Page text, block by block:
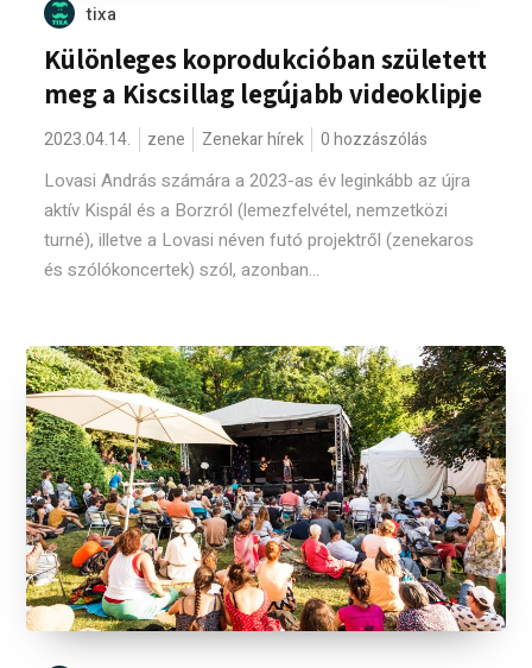
tixa
Különleges koprodukcióban született
meg a Kiscsillag legújabb videoklipje
2023.04.14. zene Zenekar hírek 0 hozzászólás
Lovasi András számára a 2023-as év leginkább az újra
aktív Kispál és a Borzról (lemezfelvétel, nemzetközi
turné), illetve a Lovasi néven futó projektről (zenekaros
és szólókoncertek) szól, azonban...